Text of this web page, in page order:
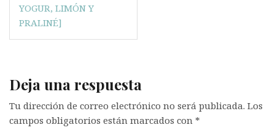
YOGUR, LIMÓN Y
PRALINÉ]
Deja una respuesta
Tu dirección de correo electrónico no será publicada. Los
campos obligatorios están marcados con *